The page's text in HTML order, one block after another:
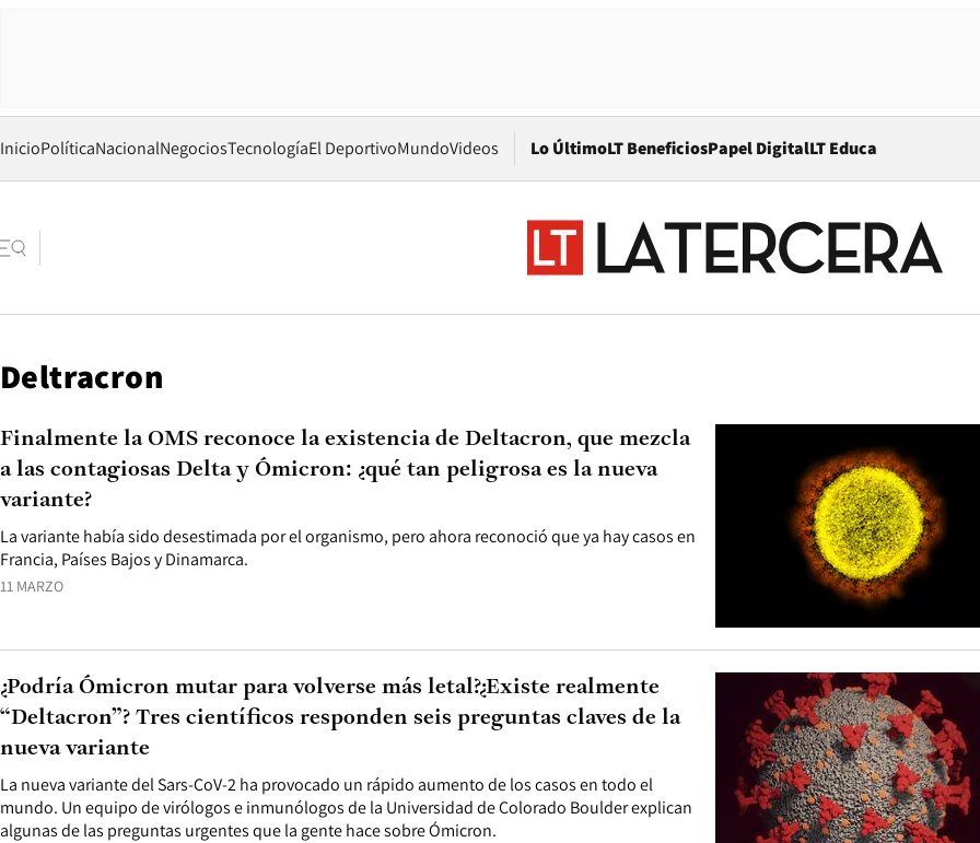
InicioPolíticaNacionalNegociosTecnologíaEl DeportivoMundoVideos Lo ÚltimoLT BeneficiosPapel DigitalOpens in new window
LT Educa
Deltracron
11 MARZO
La variante había sido desestimada por el organismo, pero ahora reconoció que ya hay casos en
Francia, Países Bajos y Dinamarca.
Finalmente la OMS reconoce la existencia de Deltacron, que mezcla
a las contagiosas Delta y Ómicron: ¿qué tan peligrosa es la nueva
variante?
La nueva variante del Sars-CoV-2 ha provocado un rápido aumento de los casos en todo el
mundo. Un equipo de virólogos e inmunólogos de la Universidad de Colorado Boulder explican
algunas de las preguntas urgentes que la gente hace sobre Ómicron.
¿Podría Ómicron mutar para volverse más letal?¿Existe realmente
“Deltacron”? Tres científicos responden seis preguntas claves de la
nueva variante